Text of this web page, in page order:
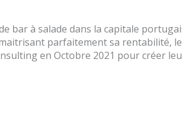
bar à salade dans la capitale
parfaitement sa rentabilité,
en Octobre 2021 pour créer